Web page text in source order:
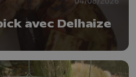
avec Delhaize